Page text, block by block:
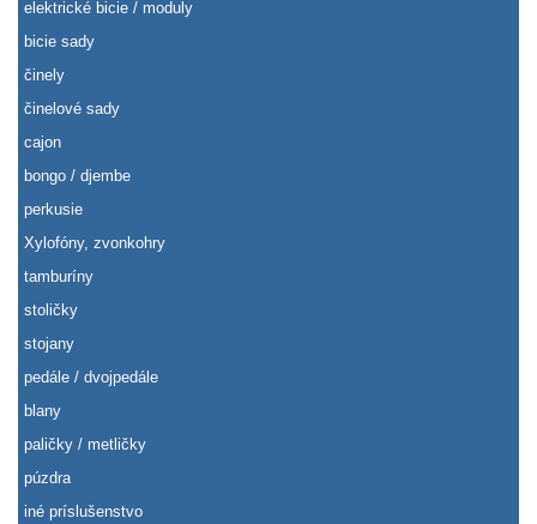
elektrické bicie / moduly
bicie sady
činely
činelové sady
cajon
bongo / djembe
perkusie
Xylofóny, zvonkohry
tamburíny
stoličky
stojany
pedále / dvojpedále
blany
paličky / metličky
púzdra
iné príslušenstvo